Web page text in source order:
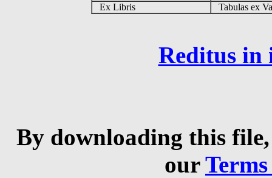
Ex Libris
Tabulas ex
Reditus in
By downloading this
our